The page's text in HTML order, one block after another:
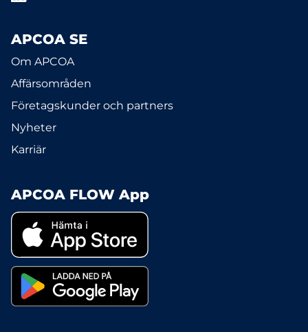
APCOA SE
Om APCOA
Affärsområden
Företagskunder och partners
Nyheter
Karriär
APCOA FLOW App